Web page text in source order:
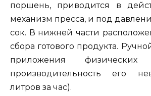
поршень, приводится в
механизм пресса, и под
сок. В нижней части
сбора готового продукта.
приложения
производительность его
литров за час).